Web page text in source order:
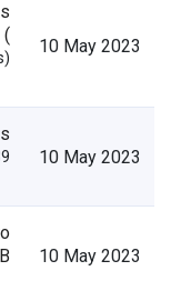
(
10 May 2023
10 May 2023
10 May 2023